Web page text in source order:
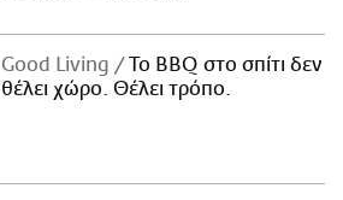
Good Living
Το BBQ στο σπίτι δεν
θέλει χώρο. Θέλει τρόπο.